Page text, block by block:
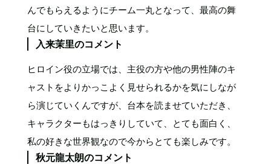
んでもらえるようにチーム一丸となって、最高の舞
台にしていきたいと思います。
入来茉里のコメント
ヒロイン役の立場では、主役の方や他の男性陣のキ
ャストをよりかっこよく見せられるかを気にしなが
ら演じていくんですが、台本を読ませていただき、
キャラクターもはっきりしていて、とても面白く、
私の好きな世界観なので今からとても楽しみです。
秋元龍太朗のコメント